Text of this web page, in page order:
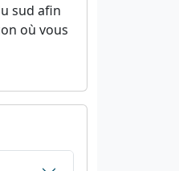
sud afin
où vous